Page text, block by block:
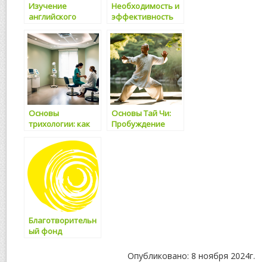
Изучение
английского
Необходимость и
эффективность
справочников
английского
языка
Основы
трихологии: как
Основы Тай Чи:
Пробуждение
Благотворительн
ый фонд
Опубликовано: 8 ноября 2024г.